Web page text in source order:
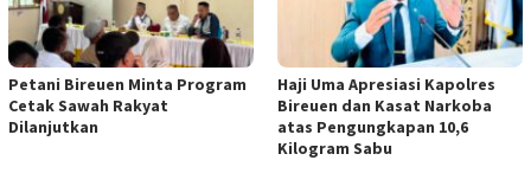
Petani Bireuen Minta Program
Cetak Sawah Rakyat
Dilanjutkan
Haji Uma Apresiasi Kapolres
Bireuen dan Kasat Narkoba
atas Pengungkapan 10,6
Kilogram Sabu